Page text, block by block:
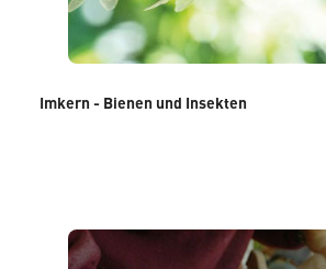
Imkern - Bienen und Insekten